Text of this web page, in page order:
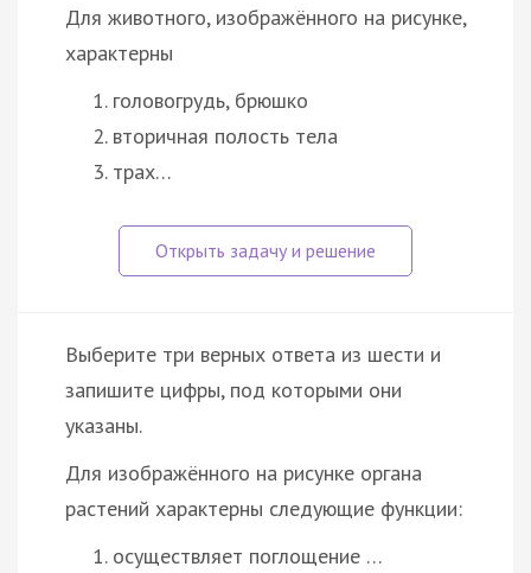
Для животного, изображённого на рисунке,
характерны
головогрудь, брюшко
вторичная полость тела
трах…
Выберите три верных ответа из шести и
запишите цифры, под которыми они
указаны.
Для изображённого на рисунке органа
растений характерны следующие функции:
осуществляет поглощение …